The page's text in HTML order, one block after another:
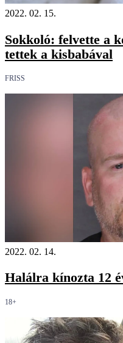
2022. 02. 15.
Sokkoló: felvette a
tettek a kisbabával
FRISS
2022. 02. 14.
Halálra kínozta 12
18+